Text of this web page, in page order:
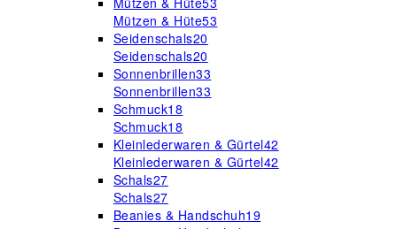
Mützen & Hüte53
Seidenschals20
Seidenschals20
Sonnenbrillen33
Sonnenbrillen33
Schmuck18
Schmuck18
Kleinlederwaren & Gürtel42
Kleinlederwaren & Gürtel42
Schals27
Schals27
Beanies & Handschuh19